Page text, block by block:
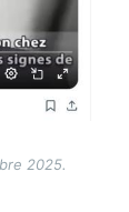
2025.